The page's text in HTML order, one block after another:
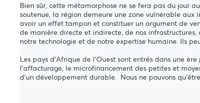
Bien sûr, cette métamorphose ne se fera pas du jour
soutenue, la région demeure une zone vulnérable
avoir un effet tampon et constituer un argument de
de manière directe et indirecte, de nos
notre technologie et de notre expertise humaine. Ils
Les pays d'Afrique de l'Ouest sont entrés dans une
l'affacturage, le microfinancement des petites et
d'un développement durable. Nous ne pouvons